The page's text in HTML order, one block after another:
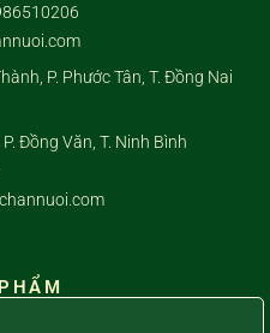
P. Phước Tân, T. Đồng Nai
Đồng Văn, T. Ninh Bình